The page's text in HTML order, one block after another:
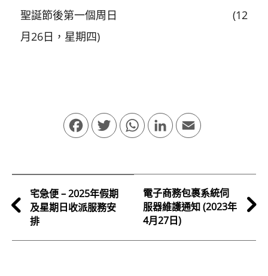
聖誕節後第一個周日 (12
月26日，星期四)
FacebookTwitterWhatsApp
LinkedInEmail
電子商務包裹系統伺
服器維護通知 (2023年
4月27日)
宅急便 – 2025年假期
及星期日收派服務安
排